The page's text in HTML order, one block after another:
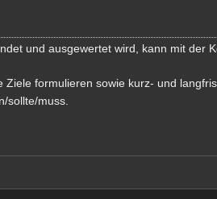
und ausgewertet wird, kann mit der
Ziele formulieren sowie kurz- und
sollte/muss.